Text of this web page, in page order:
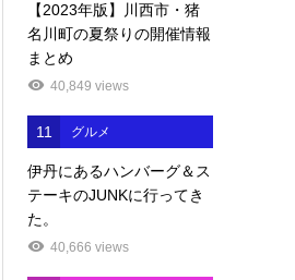
【2023年版】川西市・猪
名川町の夏祭りの開催情報
まとめ
40,849 views
11 グルメ
伊丹にあるハンバーグ＆ス
テーキのJUNKに行ってき
た。
40,666 views